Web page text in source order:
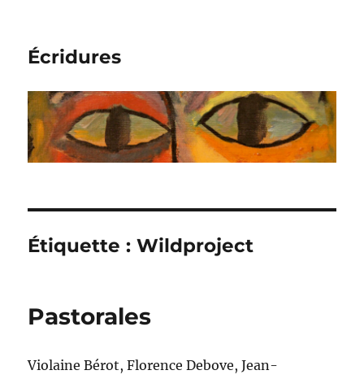
Écridures
Étiquette :Wildproject
Pastorales
Violaine Bérot, Florence Debove, Jean-